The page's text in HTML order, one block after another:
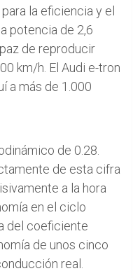
la eficiencia y el
potencia de 2,6
de reproducir
km/h. El Audi e-tron
a más de 1.000
de 0.28.
de esta cifra
a la hora
en el ciclo
del coeficiente
de unos cinco
real.